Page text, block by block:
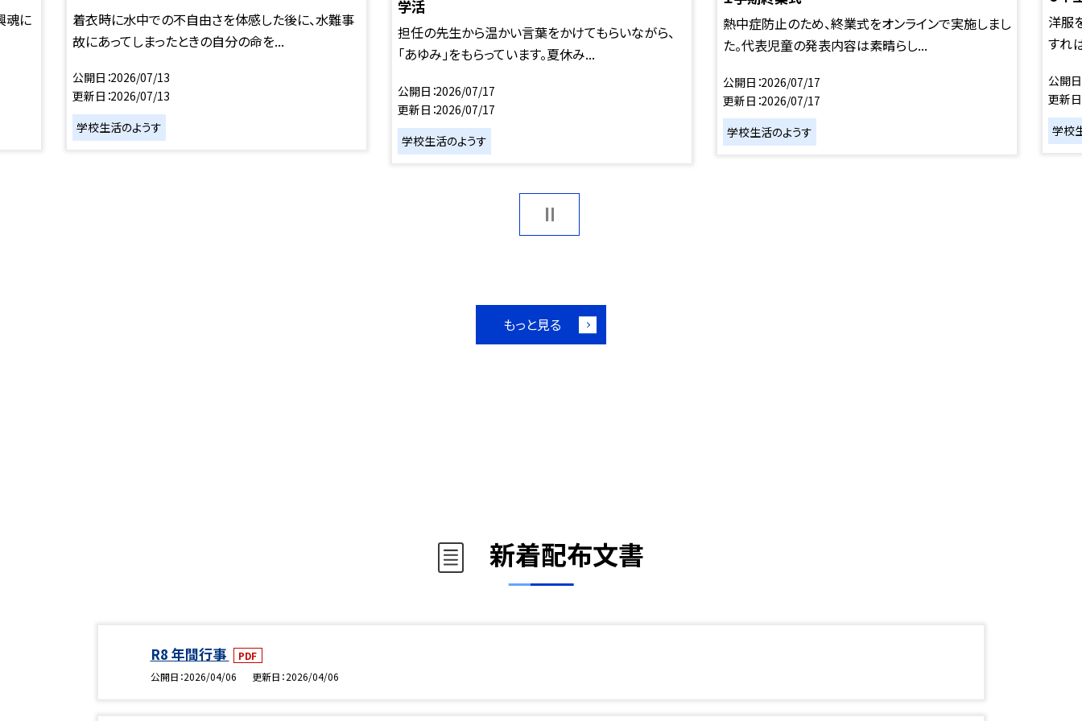
魂に
着衣時に水中での不自由さを体感した後に、水難事
故にあってしまったときの自分の命を...
公開日 2026/07/13
更新日 2026/07/13
学校生活のようす
学活
担任の先生から温かい言葉をかけてもらいながら、
「あゆみ」をもらっています。夏休み...
公開日 2026/07/17
更新日 2026/07/17
学校生活のようす
熱中症防止のため、終業式をオンラインで実施しまし
た。代表児童の発表内容は素晴らし...
公開日 2026/07/17
更新日 2026/07/17
学校生活のようす
洋服
すれ
公開日
更新日
学校
もっと見る
新着配布文書
R8 年間行事
PDF
公開日 2026/04/06 更新日 2026/04/06